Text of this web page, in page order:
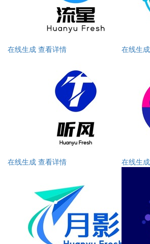
在线生成 查看详情 在线生成
在线生成 查看详情 在线生成